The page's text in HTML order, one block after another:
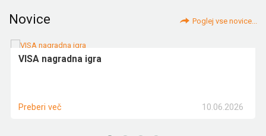
Novice Poglej vse novice...
VISA nagradna igra
10.06.2026
Preberi več